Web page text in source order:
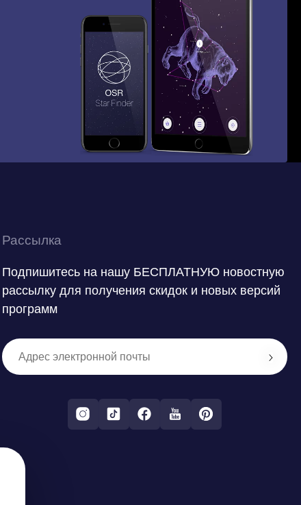
Рассылка
Подпишитесь на нашу БЕСПЛАТНУЮ новостную
рассылку для получения скидок и новых версий
программ